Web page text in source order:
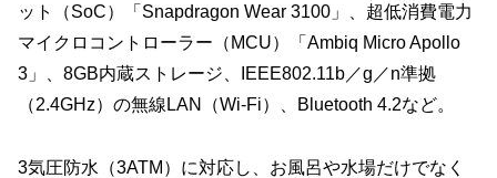
ット（SoC）「Snapdragon Wear 3100」、超低消費電力
マイクロコントローラー（MCU）「Ambiq Micro Apollo
3」、8GB内蔵ストレージ、IEEE802.11b／g／n準拠
（2.4GHz）の無線LAN（Wi-Fi）、Bluetooth 4.2など。
3気圧防水（3ATM）に対応し、お風呂や水場だけでなく